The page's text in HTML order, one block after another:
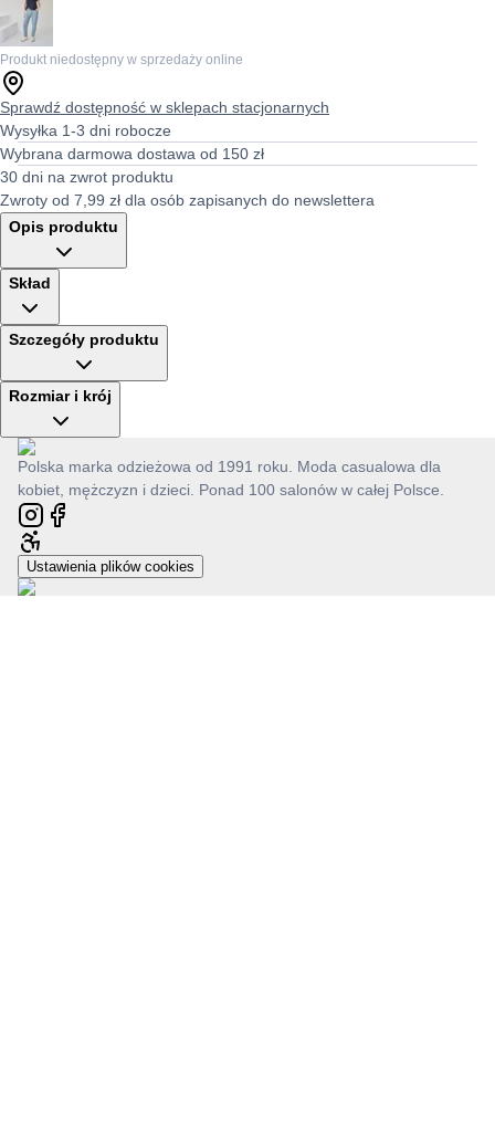
Produkt niedostępny w sprzedaży online
Sprawdź dostępność w sklepach stacjonarnych
Wysyłka 1-3 dni robocze
Wybrana darmowa dostawa od 150 zł
30 dni na zwrot produktu
Zwroty od 7,99 zł dla osób zapisanych do newslettera
Opis produktu
Skład
Szczegóły produktu
Rozmiar i krój
Polska marka odzieżowa od 1991 roku. Moda casualowa dla
kobiet, mężczyzn i dzieci. Ponad 100 salonów w całej Polsce.
Ustawienia plików cookies